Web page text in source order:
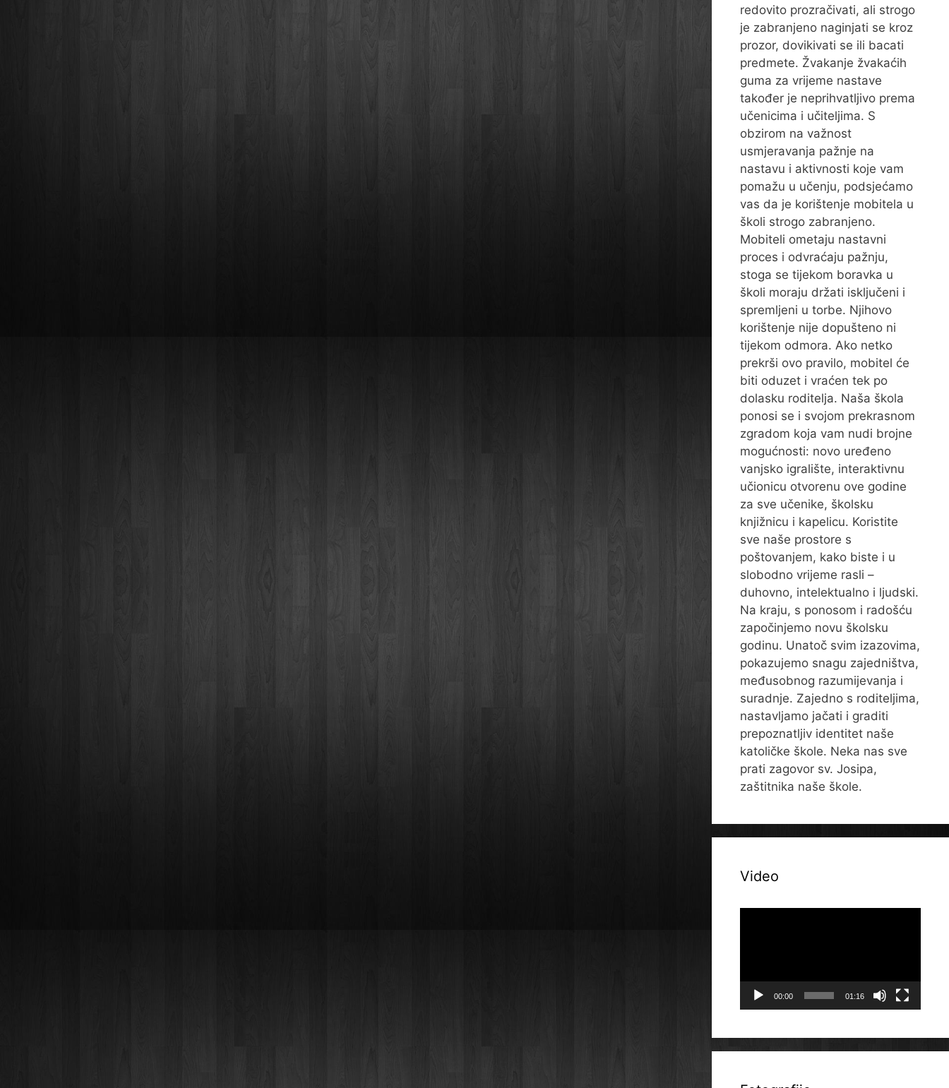
redovito prozračivati, ali strogo
je zabranjeno naginjati se kroz
prozor, dovikivati se ili bacati
predmete. Žvakanje žvakaćih
guma za vrijeme nastave
također je neprihvatljivo prema
učenicima i učiteljima. S
obzirom na važnost
usmjeravanja pažnje na
nastavu i aktivnosti koje vam
pomažu u učenju, podsjećamo
vas da je korištenje mobitela u
školi strogo zabranjeno.
Mobiteli ometaju nastavni
proces i odvraćaju pažnju,
stoga se tijekom boravka u
školi moraju držati isključeni i
spremljeni u torbe. Njihovo
korištenje nije dopušteno ni
tijekom odmora. Ako netko
prekrši ovo pravilo, mobitel će
biti oduzet i vraćen tek po
dolasku roditelja. Naša škola
ponosi se i svojom prekrasnom
zgradom koja vam nudi brojne
mogućnosti: novo uređeno
vanjsko igralište, interaktivnu
učionicu otvorenu ove godine
za sve učenike, školsku
knjižnicu i kapelicu. Koristite
sve naše prostore s
poštovanjem, kako biste i u
slobodno vrijeme rasli –
duhovno, intelektualno i ljudski.
Na kraju, s ponosom i radošću
započinjemo novu školsku
godinu. Unatoč svim izazovima,
pokazujemo snagu zajedništva,
međusobnog razumijevanja i
suradnje. Zajedno s roditeljima,
nastavljamo jačati i graditi
prepoznatljiv identitet naše
katoličke škole. Neka nas sve
prati zagovor sv. Josipa,
zaštitnika naše škole.
Video
00:00 01:16